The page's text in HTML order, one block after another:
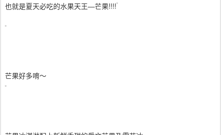
也就是夏天必吃的水果天王—芒果!!!!
芒果好多唷～